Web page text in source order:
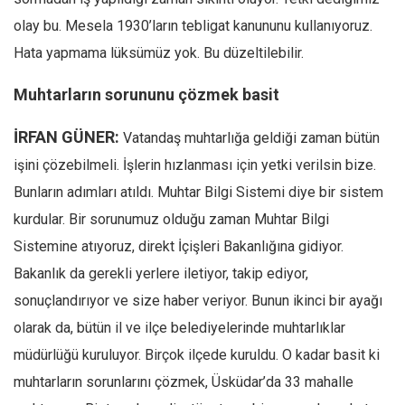
olay bu. Mesela 1930’ların tebligat kanununu kullanıyoruz.
Hata yapmama lüksümüz yok. Bu düzeltilebilir.
Muhtarların sorununu çözmek basit
İRFAN GÜNER: Vatandaş muhtarlığa geldiği zaman bütün
işini çözebilmeli. İşlerin hızlanması için yetki verilsin bize.
Bunların adımları atıldı. Muhtar Bilgi Sistemi diye bir sistem
kurdular. Bir sorunumuz olduğu zaman Muhtar Bilgi
Sistemine atıyoruz, direkt İçişleri Bakanlığına gidiyor.
Bakanlık da gerekli yerlere iletiyor, takip ediyor,
sonuçlandırıyor ve size haber veriyor. Bunun ikinci bir ayağı
olarak da, bütün il ve ilçe belediyelerinde muhtarlıklar
müdürlüğü kuruluyor. Birçok ilçede kuruldu. O kadar basit ki
muhtarların sorunlarını çözmek, Üsküdar’da 33 mahalle